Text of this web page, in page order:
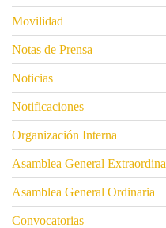
Movilidad
Notas de Prensa
Noticias
Notificaciones
Organización Interna
Asamblea General
Asamblea General Ordinaria
Convocatorias